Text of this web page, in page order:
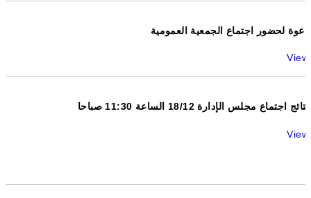
دعوة لحضور اجتماع الجمعیة العمومیة
View
نتائج اجتماع مجلس الإدارة 18/12 الساعة 11:30 صباحا
View